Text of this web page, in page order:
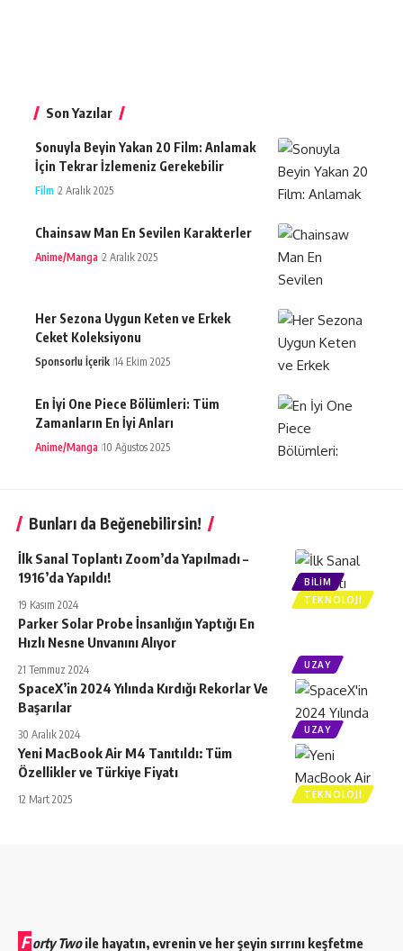
Son Yazılar
Sonuyla Beyin Yakan 20 Film: Anlamak
İçin Tekrar İzlemeniz Gerekebilir
Film 2 Aralık 2025
Chainsaw Man En Sevilen Karakterler
Anime/Manga 2 Aralık 2025
Her Sezona Uygun Keten ve Erkek
Ceket Koleksiyonu
Sponsorlu İçerik 14 Ekim 2025
En İyi One Piece Bölümleri: Tüm
Zamanların En İyi Anları
Anime/Manga 10 Ağustos 2025
Bunları da Beğenebilirsin!
BILIM
TEKNOLOJI
İlk Sanal Toplantı Zoom’da Yapılmadı –
1916’da Yapıldı!
19 Kasım 2024
UZAY
Parker Solar Probe İnsanlığın Yaptığı En
Hızlı Nesne Unvanını Alıyor
21 Temmuz 2024
UZAY
SpaceX’in 2024 Yılında Kırdığı Rekorlar Ve
Başarılar
30 Aralık 2024
TEKNOLOJI
Yeni MacBook Air M4 Tanıtıldı: Tüm
Özellikler ve Türkiye Fiyatı
12 Mart 2025
F orty Twoile hayatın, evrenin ve her şeyin sırrını keşfetme